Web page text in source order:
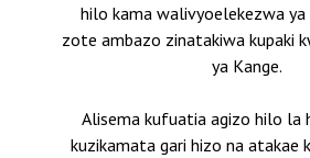
hilo kama walivyoelekezwa ya
zote ambazo zinatakiwa kupaki
ya Kange.
Alisema kufuatia agizo hilo la
kuzikamata gari hizo na atakae